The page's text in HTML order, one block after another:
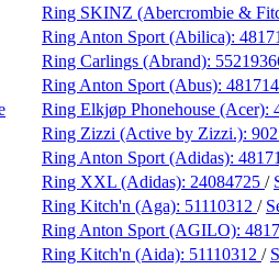
Ring SKINZ (Abercrombie &
Ring Anton Sport (Abilica):
Ring Carlings (Abrand):
Ring Anton Sport (Abus):
Ring Elkjøp Phonehouse (Acer):
Ring Zizzi (Active by Zizzi.):
Ring Anton Sport (Adidas):
Ring XXL (Adidas): 24084725 /
Ring Kitch'n (Aga): 51110312 /
Ring Anton Sport (AGILO):
Ring Kitch'n (Aida): 51110312 /